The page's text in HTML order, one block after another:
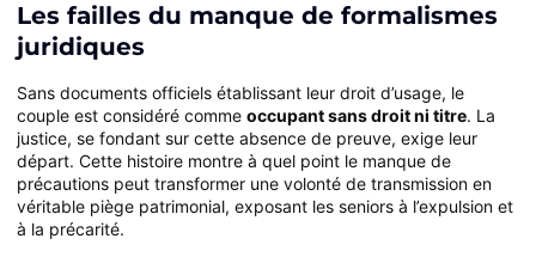
Les failles du manque de formalismes
juridiques
Sans documents officiels établissant leur droit d’usage, le
couple est considéré comme occupant sans droit ni titre. La
justice, se fondant sur cette absence de preuve, exige leur
départ. Cette histoire montre à quel point le manque de
précautions peut transformer une volonté de transmission en
véritable piège patrimonial, exposant les seniors à l’expulsion et
à la précarité.